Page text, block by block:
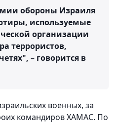
обороны Израиля
используемые
организации
террористов,
– говорится в
военных, за
командиров ХАМАС. По